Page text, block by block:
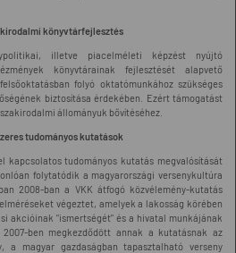
könyvtárfejlesztés
illetve piacelméleti képzést nyújtó
könyvtárainak fejlesztését alapvető
folyó oktatómunkához szükséges
biztosítása érdekében. Ezért támogatást
állományuk bővítéséhez.
tudományos kutatások
kapcsolatos tudományos kutatás megvalósítását
folytatódik a magyarországi versenykultúra
2008-ban a VKK átfogó közvélemény-kutatás
végeztet, amelyek a lakosság körében
akcióinak "ismertségét" és a hivatal munkájának
ben megkezdődött annak a kutatásnak az
a magyar gazdaságban tapasztalható verseny